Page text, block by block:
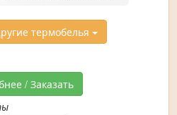
термобелья
/ Заказать